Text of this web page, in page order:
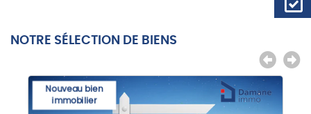
NOTRE SÉLECTION DE BIENS
Nouveau bien
immobilier